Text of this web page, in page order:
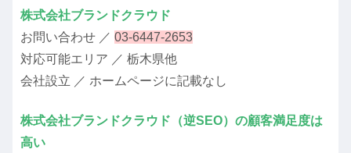
株式会社ブランドクラウド
お問い合わせ ／ 03-6447-2653
対応可能エリア ／ 栃木県他
会社設立 ／ ホームページに記載なし
株式会社ブランドクラウド（逆SEO）の顧客満足度は
高い